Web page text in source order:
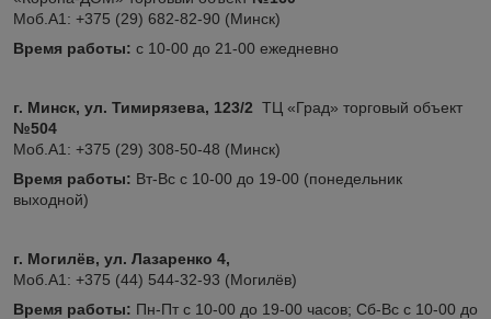
Моб.А1: +375 (29) 682-82-90 (Минск)
Время работы: с 10-00 до 21-00 ежедневно
г. Минск, ул. Тимирязева, 123/2 ТЦ «Град» торговый объект
№504
Моб.А1: +375 (29) 308-50-48 (Минск)
Время работы: Вт-Вс с 10-00 до 19-00 (понедельник
выходной)
г. Могилёв, ул. Лазаренко 4,
Моб.А1: +375 (44) 544-32-93 (Могилёв)
Время работы: Пн-Пт с 10-00 до 19-00 часов; Сб-Вс с 10-00 до